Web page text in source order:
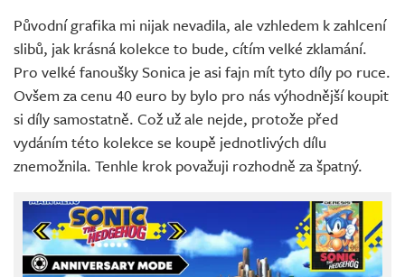
Původní grafika mi nijak nevadila, ale vzhledem k zahlcení
slibů, jak krásná kolekce to bude, cítím velké zklamání.
Pro velké fanoušky Sonica je asi fajn mít tyto díly po ruce.
Ovšem za cenu 40 euro by bylo pro nás výhodnější koupit
si díly samostatně. Což už ale nejde, protože před
vydáním této kolekce se koupě jednotlivých dílu
znemožnila. Tenhle krok považuji rozhodně za špatný.